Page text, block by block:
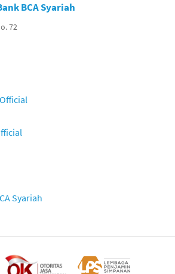
BCA Syariah
72
Syariah